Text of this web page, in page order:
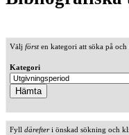
Välj försten kategori att söka på
Kategori
Fyll därefteri önskad sökning och